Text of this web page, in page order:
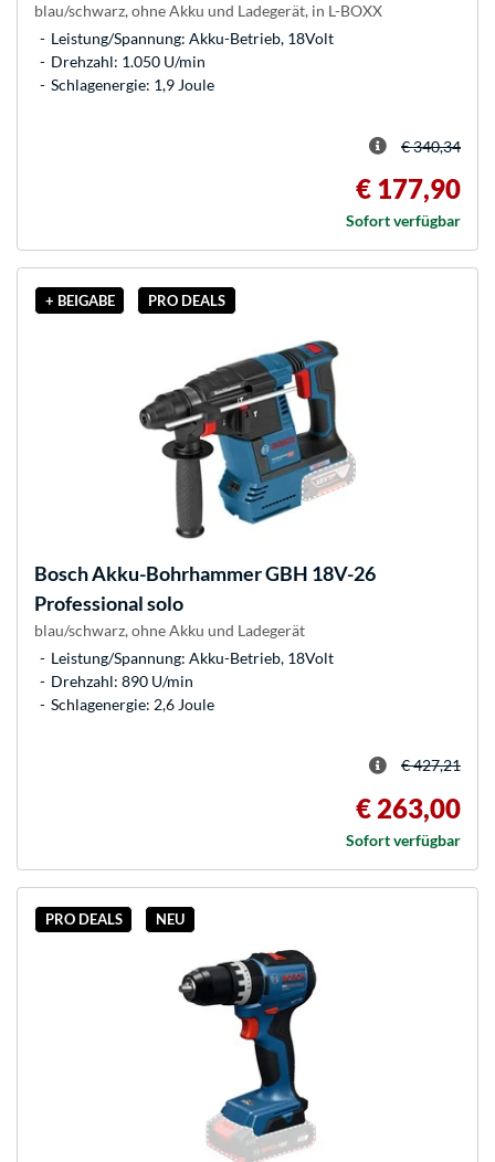
blau/schwarz, ohne Akku und Ladegerät, in L-BOXX
Leistung/Spannung: Akku-Betrieb, 18Volt
Drehzahl: 1.050 U/min
Schlagenergie: 1,9 Joule
€ 340,34
€ 177,90
Sofort verfügbar
+ BEIGABE PRO DEALS
BoschAkku-Bohrhammer GBH 18V-26
Professional solo
blau/schwarz, ohne Akku und Ladegerät
Leistung/Spannung: Akku-Betrieb, 18Volt
Drehzahl: 890 U/min
Schlagenergie: 2,6 Joule
€ 427,21
€ 263,00
Sofort verfügbar
PRO DEALS NEU